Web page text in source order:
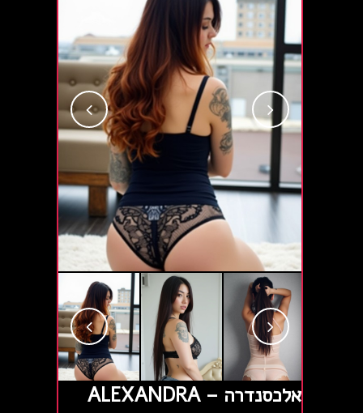
אלכסנדרה – ALEXANDRA